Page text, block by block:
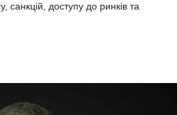
санкцій, доступу до ринків та